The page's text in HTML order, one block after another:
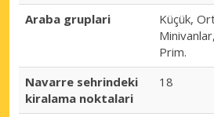
Araba gruplari
Küçük,
Prim.
Navarre sehrindeki
kiralama noktalari
18